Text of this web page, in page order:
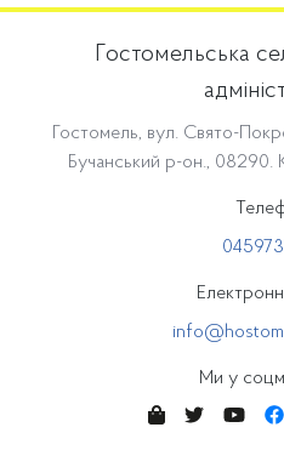
Гостомельська
Гостомель, вул. Свято-
Бучанський р-он.,
Ми у